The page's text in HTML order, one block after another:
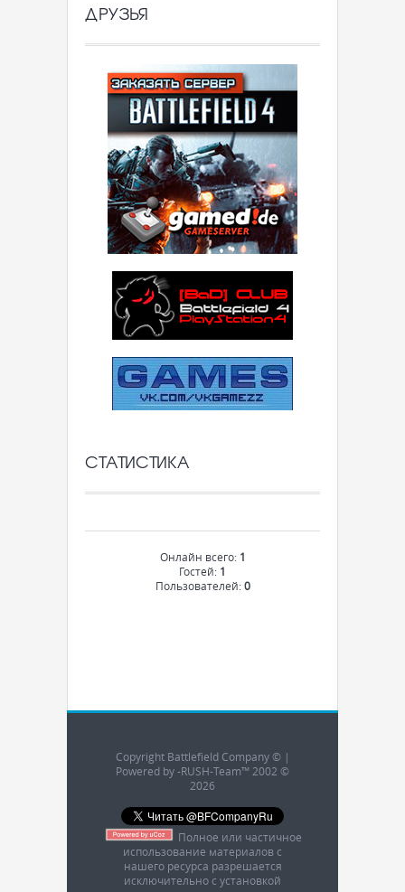
ДРУЗЬЯ
СТАТИСТИКА
Онлайн всего: 1
Гостей: 1
Пользователей:0
Copyright Battlefield Company © |
Powered by -RUSH-Team™ 2002 ©
2026
Полное или частичное
использование материалов с
нашего ресурса разрешается
исключительно с установкой